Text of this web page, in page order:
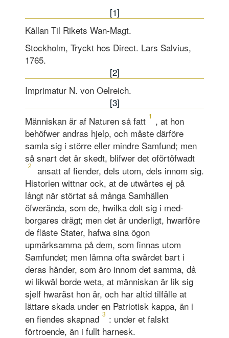
[1]
Källan Til Rikets Wan-Magt.
Stockholm, Tryckt hos Direct. Lars Salvius,
1765.
[2]
Imprimatur N. von Oelreich.
[3]
Människan är af Naturen så fatt 1 , at hon
behöfwer andras hjelp, och måste därföre
samla sig i större eller mindre Samfund; men
så snart det är skedt, blifwer det oförtöfwadt
2
ansatt af fiender, dels utom, dels innom sig.
Historien wittnar ock, at de utwärtes ej på
långt när störtat så många Samhällen
öfwerända, som de, hwilka dolt sig i med-
borgares drägt; men det är underligt, hwarföre
de fläste Stater, hafwa sina ögon
upmärksamma på dem, som finnas utom
Samfundet; men lämna ofta swärdet bart i
deras händer, som äro innom det samma, då
wi likwäl borde weta, at människan är lik sig
sjelf hwaräst hon är, och har altid tilfälle at
lättare skada under en Pat­riotisk kappa, än i
en fiendes skapnad 3 : under et falskt
förtroende, än i fullt harnesk.